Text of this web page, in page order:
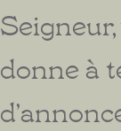
donne à